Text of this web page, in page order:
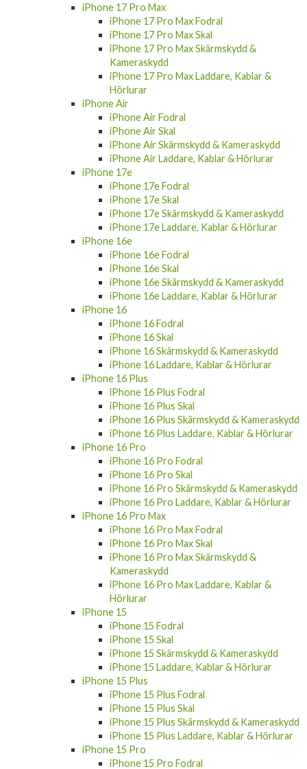
iPhone 17 Pro Max
iPhone 17 Pro Max Fodral
iPhone 17 Pro Max Skal
iPhone 17 Pro Max Skärmskydd &
Kameraskydd
iPhone 17 Pro Max Laddare, Kablar &
Hörlurar
iPhone Air
iPhone Air Fodral
iPhone Air Skal
iPhone Air Skärmskydd & Kameraskydd
iPhone Air Laddare, Kablar & Hörlurar
iPhone 17e
iPhone 17e Fodral
iPhone 17e Skal
iPhone 17e Skärmskydd & Kameraskydd
iPhone 17e Laddare, Kablar & Hörlurar
iPhone 16e
iPhone 16e Fodral
iPhone 16e Skal
iPhone 16e Skärmskydd & Kameraskydd
iPhone 16e Laddare, Kablar & Hörlurar
iPhone 16
iPhone 16 Fodral
iPhone 16 Skal
iPhone 16 Skärmskydd & Kameraskydd
iPhone 16 Laddare, Kablar & Hörlurar
iPhone 16 Plus
iPhone 16 Plus Fodral
iPhone 16 Plus Skal
iPhone 16 Plus Skärmskydd & Kameraskydd
iPhone 16 Plus Laddare, Kablar & Hörlurar
iPhone 16 Pro
iPhone 16 Pro Fodral
iPhone 16 Pro Skal
iPhone 16 Pro Skärmskydd & Kameraskydd
iPhone 16 Pro Laddare, Kablar & Hörlurar
iPhone 16 Pro Max
iPhone 16 Pro Max Fodral
iPhone 16 Pro Max Skal
iPhone 16 Pro Max Skärmskydd &
Kameraskydd
iPhone 16 Pro Max Laddare, Kablar &
Hörlurar
iPhone 15
iPhone 15 Fodral
iPhone 15 Skal
iPhone 15 Skärmskydd & Kameraskydd
iPhone 15 Laddare, Kablar & Hörlurar
iPhone 15 Plus
iPhone 15 Plus Fodral
iPhone 15 Plus Skal
iPhone 15 Plus Skärmskydd & Kameraskydd
iPhone 15 Plus Laddare, Kablar & Hörlurar
iPhone 15 Pro
iPhone 15 Pro Fodral